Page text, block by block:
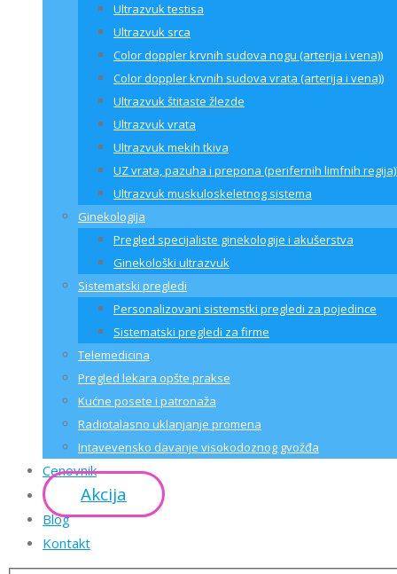
Ultrazvuk testisa
Ultrazvuk srca
Color doppler krvnih sudova nogu (arterija i vena))
Color doppler krvnih sudova vrata (arterija i vena))
Ultrazvuk štitaste žlezde
Ultrazvuk vrata
Ultrazvuk mekih tkiva
UZ vrata, pazuha i prepona (perifernih limfnih
Ultrazvuk muskuloskeletnog sistema
Ginekologija
Pregled specijaliste ginekologije i akušerstva
Ginekološki ultrazvuk
Sistematski pregledi
Personalizovani sistemstki pregledi za pojedince
Sistematski pregledi za firme
Telemedicina
Pregled lekara opšte prakse
Kućne posete i patronaža
Radiotalasno uklanjanje promena
Intavevensko davanje visokodoznog gvožđa
Cenovnik
Akcija
Blog
Kontakt